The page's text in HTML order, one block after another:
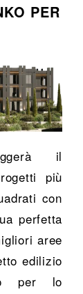
PER
il
più
con
perfetta
aree
edilizio
per lo